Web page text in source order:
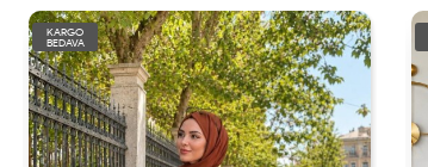
KARGO
BEDAVA